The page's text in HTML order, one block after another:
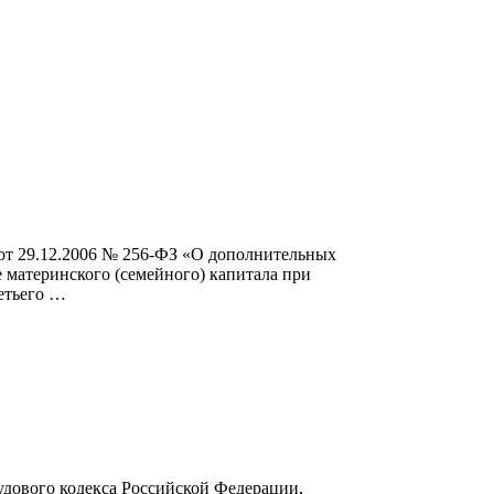
29.12.2006 № 256-ФЗ «О дополнительных
(семейного) капитала при
…
кодекса Российской Федерации,